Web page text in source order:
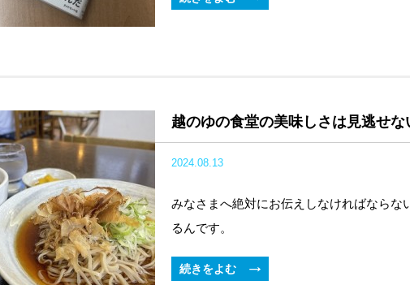
越のゆの食堂の美味しさは見逃せな
2024.08.13
みなさまへ絶対にお伝えしなければならな
るんです。
続きをよむ